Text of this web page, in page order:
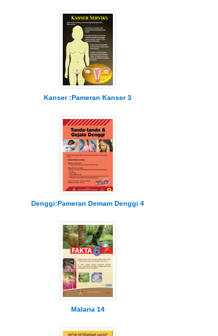
Kanser :Pameran Kanser 3
Denggi:Pameran Demam Denggi 4
Malaria 14